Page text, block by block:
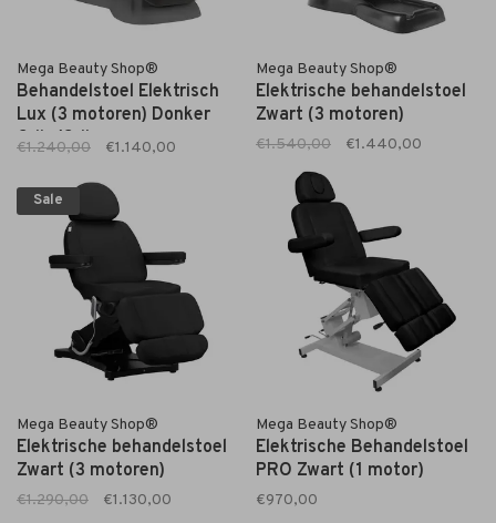
Mega Beauty Shop®
Behandelstoel Elektrisch
Lux (3 motoren) Donker
Grijs/Grijs
€1.240,00 €1.140,00
Mega Beauty Shop®
Elektrische behandelstoel
Zwart (3 motoren)
€1.540,00 €1.440,00
Sale
Mega Beauty Shop®
Elektrische behandelstoel
Zwart (3 motoren)
€1.290,00 €1.130,00
Mega Beauty Shop®
Elektrische Behandelstoel
PRO Zwart (1 motor)
€970,00